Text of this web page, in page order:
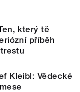
který tě
příběh
Kleibl: Vědecké